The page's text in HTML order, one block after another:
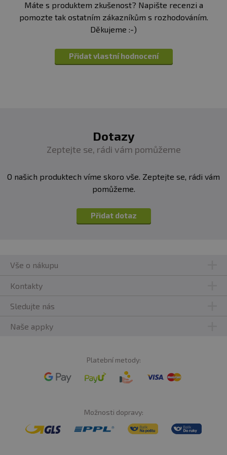
Máte s produktem zkušenost? Napište recenzi a
pomozte tak ostatním zákazníkům s rozhodováním.
Děkujeme :-)
Přidat vlastní hodnocení
Dotazy
Zeptejte se, rádi vám pomůžeme
O našich produktech víme skoro vše. Zeptejte se, rádi vám
pomůžeme.
Přidat dotaz
Vše o nákupu
Kontakty
Sledujte nás
Naše appky
Platební metody:
Možnosti dopravy: